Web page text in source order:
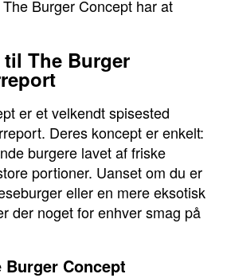
Burger Concept har at
The Burger
er et velkendt spisested
Deres koncept er enkelt:
burgere lavet af friske
portioner. Uanset om du er
eller en mere eksotisk
der noget for enhver smag på
Burger Concept